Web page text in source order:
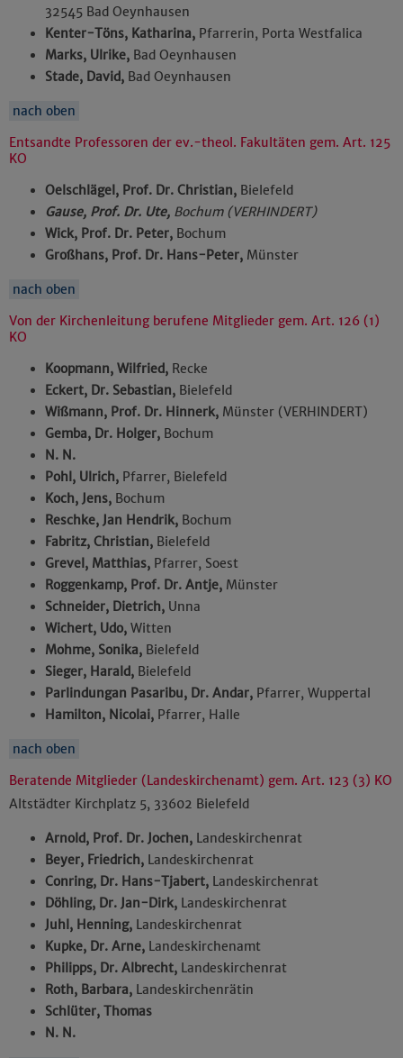
32545 Bad Oeynhausen
Kenter-Töns, Katharina, Pfarrerin, Porta Westfalica
Marks, Ulrike, Bad Oeynhausen
Stade, David, Bad Oeynhausen
nach oben
Entsandte Professoren der ev.-theol. Fakultäten gem. Art. 125
KO
Oelschlägel, Prof. Dr. Christian, Bielefeld
Gause, Prof. Dr. Ute, Bochum (VERHINDERT)
Wick, Prof. Dr. Peter, Bochum
Großhans, Prof. Dr. Hans-Peter, Münster
nach oben
Von der Kirchenleitung berufene Mitglieder gem. Art. 126 (1)
KO
Koopmann, Wilfried, Recke
Eckert, Dr. Sebastian, Bielefeld
Wißmann, Prof. Dr. Hinnerk, Münster (VERHINDERT)
Gemba, Dr. Holger, Bochum
N. N.
Pohl, Ulrich, Pfarrer, Bielefeld
Koch, Jens, Bochum
Reschke, Jan Hendrik, Bochum
Fabritz, Christian, Bielefeld
Grevel, Matthias, Pfarrer, Soest
Roggenkamp, Prof. Dr. Antje, Münster
Schneider, Dietrich, Unna
Wichert, Udo, Witten
Mohme, Sonika, Bielefeld
Sieger, Harald, Bielefeld
Parlindungan Pasaribu, Dr. Andar, Pfarrer, Wuppertal
Hamilton, Nicolai, Pfarrer, Halle
nach oben
Beratende Mitglieder (Landeskirchenamt) gem. Art. 123 (3) KO
Altstädter Kirchplatz 5, 33602 Bielefeld
Arnold, Prof. Dr. Jochen, Landeskirchenrat
Beyer, Friedrich, Landeskirchenrat
Conring, Dr. Hans-Tjabert, Landeskirchenrat
Döhling, Dr. Jan-Dirk, Landeskirchenrat
Juhl, Henning, Landeskirchenrat
Kupke, Dr. Arne, Landeskirchenamt
Philipps, Dr. Albrecht, Landeskirchenrat
Roth, Barbara, Landeskirchenrätin
Schlüter, Thomas
N. N.